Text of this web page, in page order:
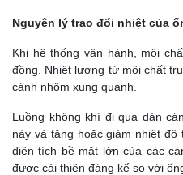
Nguyên lý trao đổi nhiệt của
Khi hệ thống vận hành, môi
đồng. Nhiệt lượng từ môi chất
cánh nhôm xung quanh.
Luồng không khí đi qua dàn
này và tăng hoặc giảm nhiệt
diện tích bề mặt lớn của các
được cải thiện đáng kể so với